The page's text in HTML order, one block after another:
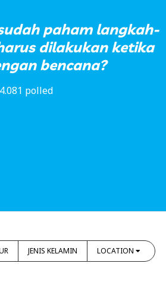
paham langkah-
dilakukan ketika
bencana?
polled
JENIS KELAMIN LOCATION